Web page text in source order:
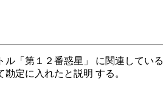
「第１２番惑星」 に関連している
定に入れたと説明 する。